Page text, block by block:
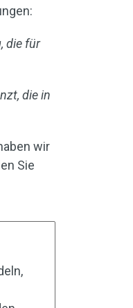
die für
die in
wir
Sie